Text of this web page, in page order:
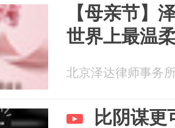
【母亲节】
世界上最温
北京泽达律师事务
比阴谋更